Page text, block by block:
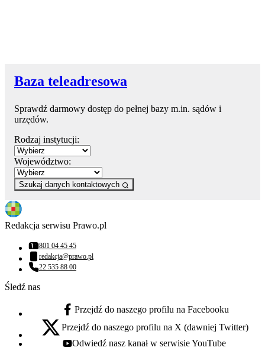
Baza teleadresowa
Sprawdź darmowy dostęp do pełnej bazy m.in. sądów i
urzędów.
Rodzaj instytucji:
Województwo:
Szukaj danych kontaktowych
Redakcja serwisu Prawo.pl
Numer telefonu:
801 04 45 45
Adres email:
redakcja@prawo.pl
Numer telefonu:
22 535 88 00
Śledź nas
facebook - otwiera się w nowej karcie
Przejdź do naszego profilu na Facebooku
x - otwiera się w nowej karcie
Przejdź do naszego profilu na X (dawniej Twitter)
youtube - otwiera się w nowej karcie
Odwiedź nasz kanał w serwisie YouTube